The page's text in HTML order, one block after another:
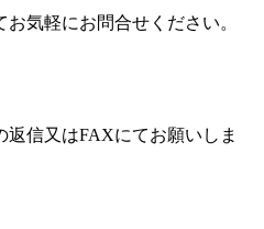
お気軽にお問合せください。
信又はFAXにてお願いしま